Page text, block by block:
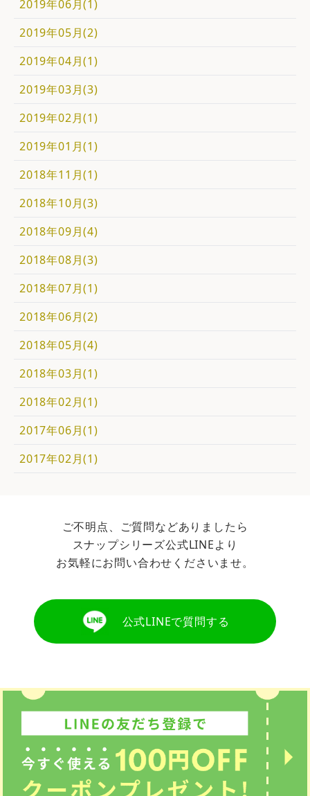
2019年06月(1)
2019年05月(2)
2019年04月(1)
2019年03月(3)
2019年02月(1)
2019年01月(1)
2018年11月(1)
2018年10月(3)
2018年09月(4)
2018年08月(3)
2018年07月(1)
2018年06月(2)
2018年05月(4)
2018年03月(1)
2018年02月(1)
2017年06月(1)
2017年02月(1)
ご不明点、ご質問などありましたら
スナップシリーズ公式LINEより
お気軽にお問い合わせくださいませ。
公式LINEで質問する